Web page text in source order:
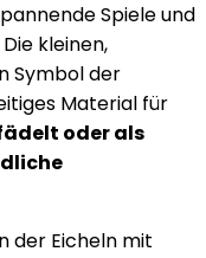
Spiele und
kleinen,
Symbol der
Material für
oder als
der Eicheln mit